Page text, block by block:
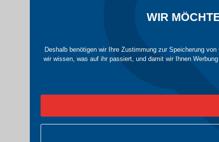
WIR
Deshalb benötigen wir Ihre Zustimmung zur Speicherung
wir wissen, was auf ihr passiert, und damit wir Ihnen